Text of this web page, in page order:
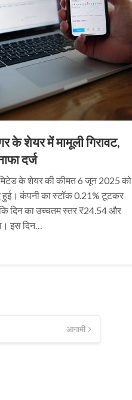
के शेयर में मामूली गिरावट,
दर्ज
के शेयर की कीमत 6 जून 2025 को
हुई। कंपनी का स्टॉक 0.21% टूटकर
दिन का उच्चतम स्तर ₹24.54 और
इस दिन…
आगामी